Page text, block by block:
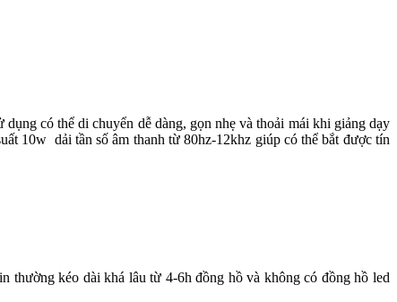
có thể di chuyển dễ dàng, gọn nhẹ và thoải mái khi giảng dạy
10w dải tần số âm thanh từ 80hz-12khz giúp có thể bắt được tín
thường kéo dài khá lâu từ 4-6h đồng hồ và không có đồng hồ led